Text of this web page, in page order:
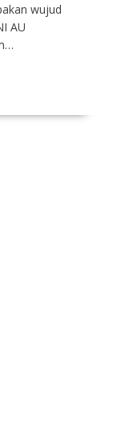
wujud
AU